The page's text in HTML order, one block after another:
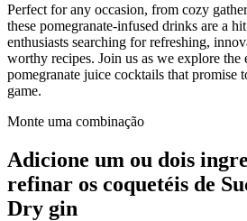
Perfect for any occasion, from cozy
these pomegranate-infused drinks are a
enthusiasts searching for refreshing,
worthy recipes. Join us as we explore the
pomegranate juice cocktails that promise
game.
Monte uma combinação
Adicione um ou dois
refinar os coquetéis de
Dry gin